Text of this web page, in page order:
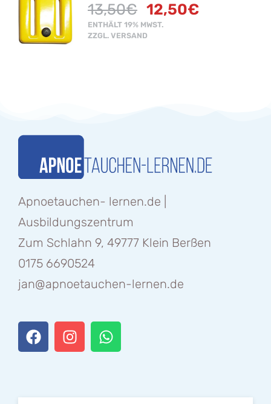
13,50€ 12,50€
ENTHÄLT 19% MWST.
ZZGL. VERSAND
Apnoetauchen- lernen.de |
Ausbildungszentrum
Zum Schlahn 9, 49777 Klein Berßen
0175 6690524
jan@apnoetauchen-lernen.de